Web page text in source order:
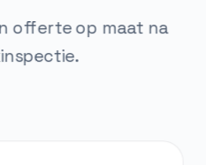
offerte op maat na